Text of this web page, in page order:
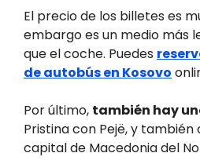
El precio de los billetes es
embargo es un medio más
que el coche. Puedes
de autobús en Kosovo
Por último, también hay
Pristina con Pejë, y
capital de Macedonia del